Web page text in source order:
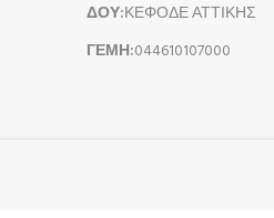
ΔΟΥ:ΚΕΦΟΔΕ ΑΤΤΙΚΗΣ
ΓΕΜΗ:044610107000